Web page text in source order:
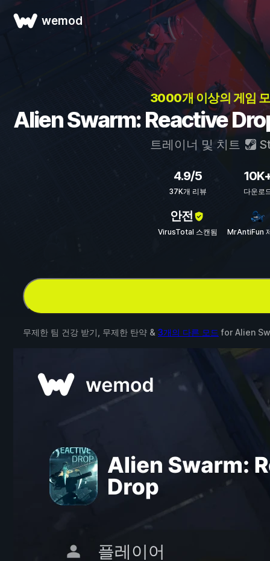
wemod
3000개 이상의 게임
Alien Swarm: Reactive
트레이너 및 치트
4.9/5
37K개 리뷰 다운로
안전
VirusTotal 스캔됨 MrAntiFun
무제한 팀 건강 받기, 무제한 탄약 & 3개의 다른 모드 for Alien